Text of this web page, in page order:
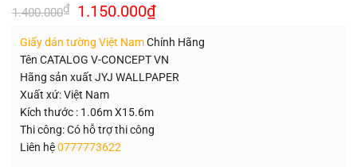
1.400.000₫ Giá
gốc
1.400.000₫.
1.150.000₫Giá
hiện
là:
1.150.000₫.
Giấy dán tường Việt NamChính Hãng
Tên CATALOG V-CONCEPT VN
Hãng sản xuất JYJ WALLPAPER
Xuất xứ: Việt Nam
Kích thước : 1.06m X15.6m
Thi công: Có hỗ trợ thi công
Liên hệ0777773622